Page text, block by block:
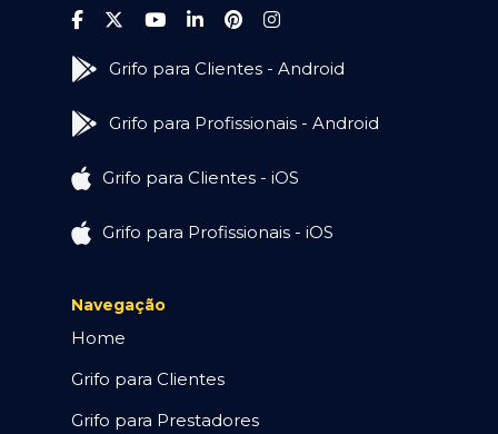
Grifo para Clientes - Android
Grifo para Profissionais - Android
Grifo para Clientes - iOS
Grifo para Profissionais - iOS
Navegação
Home
Grifo para Clientes
Grifo para Prestadores